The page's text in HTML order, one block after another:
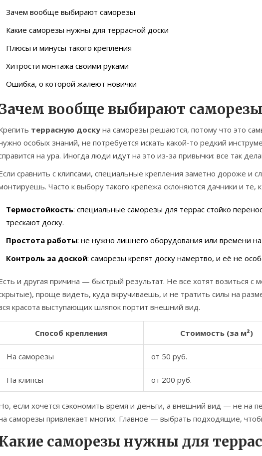
Зачем вообще выбирают саморезы
Какие саморезы нужны для террасной доски
Плюсы и минусы такого крепления
Хитрости монтажа своими руками
Ошибка, о которой жалеют новички
вообще выбирают саморезы
террасную доску на саморезы решаются, потому что это
особых знаний, не потребуется искать какой-то редкий
на ура. Иногда люди идут на это из-за привычки: все так
сравнить с клипсами, специальные крепления заметно дороже и
Часто к выбору такого крепежа склоняются дачники и те,
Термостойкость: специальные саморезы для террас стойко
трескают доску.
Простота работы: не нужно лишнего оборудования или времени
Контроль за доской: саморезы крепят доску намертво, и её не
и другая причина — быстрый результат. Не все хотят возиться с
проще видеть, куда вкручиваешь, и не тратить силы на
красота выступающих шляпок портит внешний вид.
Способ крепления Стоимость (за м²)
На саморезы от 50 руб.
На клипсы от 200 руб.
если хочется сэкономить время и деньги, а внешний вид — не на
саморезы привлекает многих. Главное — выбрать подходящие,
саморезы нужны для